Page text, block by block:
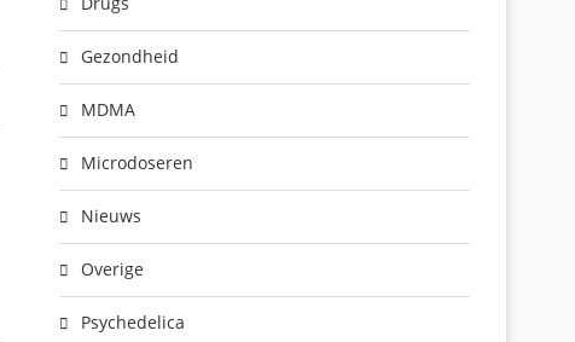
Gezondheid
MDMA
Microdoseren
Nieuws
Overige
Psychedelica